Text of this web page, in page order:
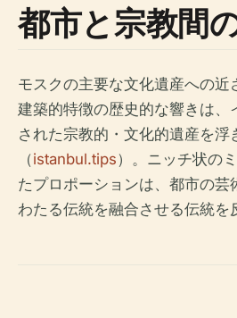
都市と宗教間
モスクの主要な文化遺産への近
建築的特徴の歴史的な響きは、
された宗教的・文化的遺産を浮
（istanbul.tips）。ニッチ状の
たプロポーションは、都市の芸
わたる伝統を融合させる伝統を